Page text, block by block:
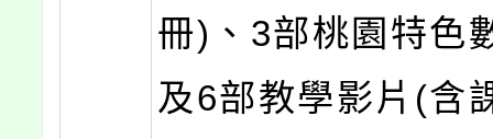
冊)、3部桃園特色
及6部教學影片(含